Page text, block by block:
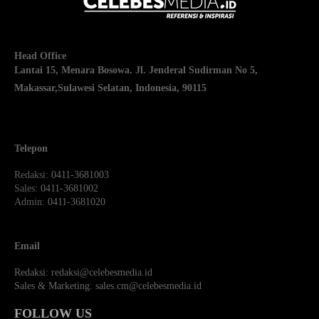
Head Office
Lantai 15, Menara Bosowa. Jl. Jenderal Sudirman No 5,
Makassar,Sulawesi Selatan, Indonesia, 90115
Telepon
Redaksi: 0411-3681003
Sales: 0411-3681002
Admin: 0411-3681020
Email
Redaksi: redaksi@celebesmedia.id
Sales & Marketing: sales.cm@celebesmedia.id
FOLLOW US